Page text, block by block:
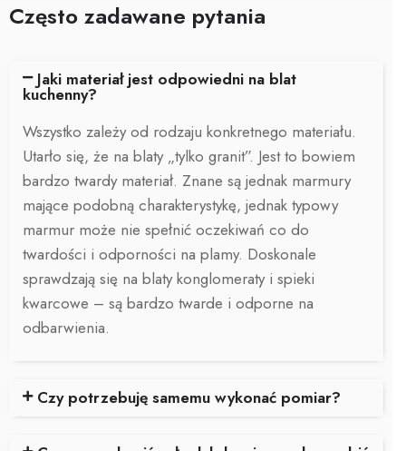
Często zadawane pytania
Jaki materiał jest odpowiedni na blat
kuchenny?
Wszystko zależy od rodzaju konkretnego materiału.
Utarło się, że na blaty „tylko granit”. Jest to bowiem
bardzo twardy materiał. Znane są jednak marmury
mające podobną charakterystykę, jednak typowy
marmur może nie spełnić oczekiwań co do
twardości i odporności na plamy. Doskonale
sprawdzają się na blaty konglomeraty i spieki
kwarcowe – są bardzo twarde i odporne na
odbarwienia.
Czy potrzebuję samemu wykonać pomiar?